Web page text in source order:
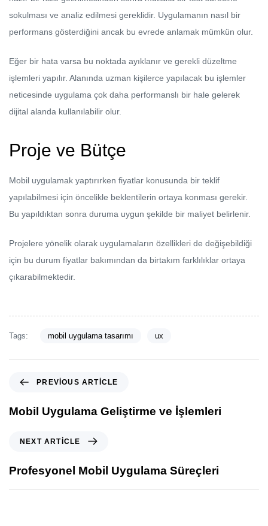
sokulması ve analiz edilmesi gereklidir. Uygulamanın nasıl bir
performans gösterdiğini ancak bu evrede anlamak mümkün olur.
Eğer bir hata varsa bu noktada ayıklanır ve gerekli düzeltme
işlemleri yapılır. Alanında uzman kişilerce yapılacak bu işlemler
neticesinde uygulama çok daha performanslı bir hale gelerek
dijital alanda kullanılabilir olur.
Proje ve Bütçe
Mobil uygulamak yaptırırken fiyatlar konusunda bir teklif
yapılabilmesi için öncelikle beklentilerin ortaya konması gerekir.
Bu yapıldıktan sonra duruma uygun şekilde bir maliyet belirlenir.
Projelere yönelik olarak uygulamaların özellikleri de değişebildiği
için bu durum fiyatlar bakımından da birtakım farklılıklar ortaya
çıkarabilmektedir.
Tags: mobil uygulama tasarımı ux
PREVIOUS ARTICLE
Mobil Uygulama Geliştirme ve İşlemleri
NEXT ARTICLE
Profesyonel Mobil Uygulama Süreçleri